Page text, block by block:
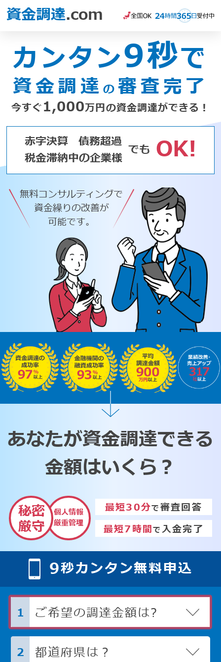
資金調達.com
カンタン9秒で
資金調達 の審査完了
今すぐ1,000万円の資金調達ができる！
赤字決算
債務超過
税金滞納中の企業様 でも OK!
無料コンサルティングで
資金繰りの改善が
可能です。
あなたが資金調達できる
金額はいくら？
秘密
厳守
個人情報
厳重管理
最短30分で審査回答
最短7時間で入金完了
9秒カンタン無料申込
1 ご希望の調達金額は?
2 都道府県は？